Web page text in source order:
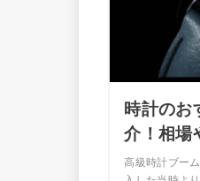
時計のお
介！相場
高級時計ブー